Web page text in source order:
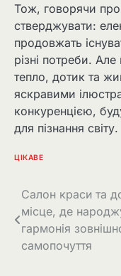
Тож, говорячи
стверджувати:
продовжать
різні потреби. Але
тепло, дотик та
яскравими
конкуренцією,
для пізнання світу.
ЦІКАВЕ
Навігація
записів
Салон краси та
місце, де
гармонія
самопочуття